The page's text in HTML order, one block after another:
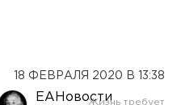
18 ФЕВРАЛЯ 2020 В 13:38
ЕАНовости